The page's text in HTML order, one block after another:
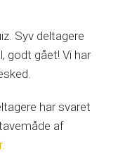
Syv deltagere
godt gået! Vi har
har svaret
af